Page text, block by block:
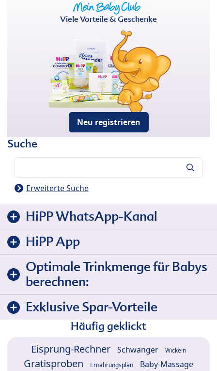
Viele Vorteile & Geschenke
Neu registrieren
Suche
Erweiterte Suche
HiPP WhatsApp-Kanal
HiPP App
Optimale Trinkmenge für Babys
berechnen:
Exklusive Spar-Vorteile
Häufig geklickt
Eisprung-Rechner Schwanger Wickeln
Gratisproben Ernährungsplan Baby-Massage